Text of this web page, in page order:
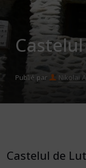
Publié par Nikolai
Castelul de